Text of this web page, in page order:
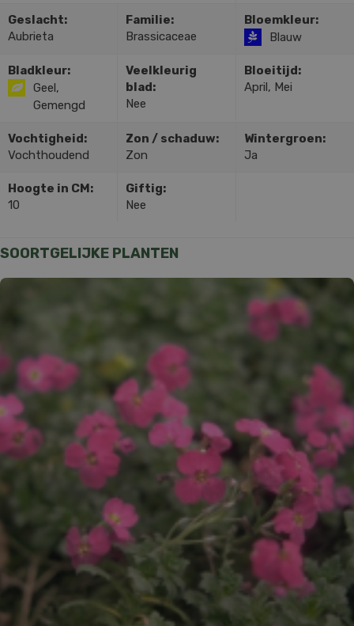
Geslacht:
Aubrieta
Familie:
Brassicaceae
Bloemkleur:
Blauw
Bladkleur:
Geel,
Gemengd
Veelkleurig
blad:
Nee
Bloeitijd:
April, Mei
Vochtigheid:
Vochthoudend
Zon / schaduw:
Zon
Wintergroen:
Ja
Hoogte in CM:
10
Giftig:
Nee
SOORTGELIJKE PLANTEN